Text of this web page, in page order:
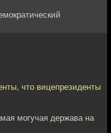
что вицепрезиденты
могучая держава на